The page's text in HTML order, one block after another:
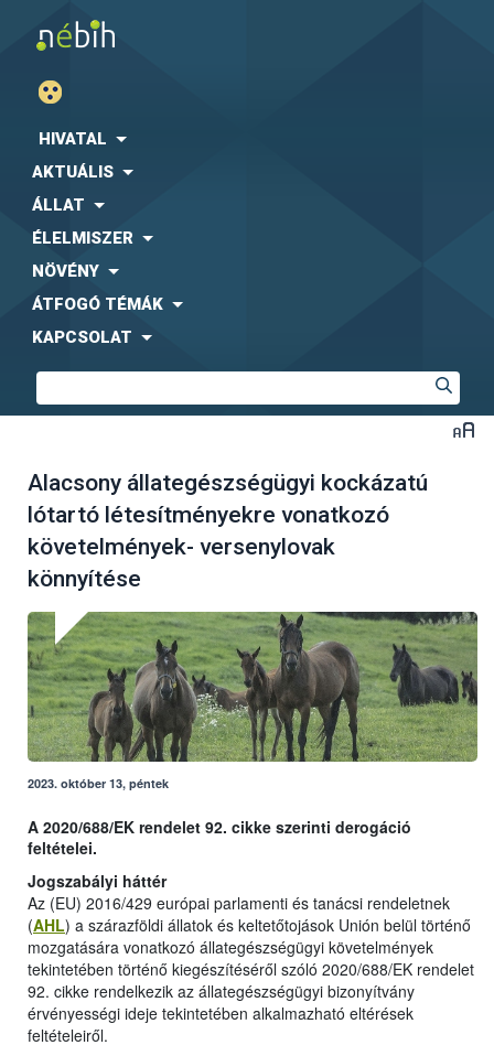
HIVATAL
AKTUÁLIS
ÁLLAT
ÉLELMISZER
NÖVÉNY
ÁTFOGÓ TÉMÁK
KAPCSOLAT
Alacsony állategészségügyi kockázatú
lótartó létesítményekre vonatkozó
követelmények- versenylovak
könnyítése
2023. október 13, péntek
A 2020/688/EK rendelet 92. cikke szerinti derogáció
feltételei.
Jogszabályi háttér
Az (EU) 2016/429 európai parlamenti és tanácsi rendeletnek
(AHL) a szárazföldi állatok és keltetőtojások Unión belül történő
mozgatására vonatkozó állategészségügyi követelmények
tekintetében történő kiegészítéséről szóló 2020/688/EK rendelet
92. cikke rendelkezik az állategészségügyi bizonyítvány
érvényességi ideje tekintetében alkalmazható eltérések
feltételeiről.